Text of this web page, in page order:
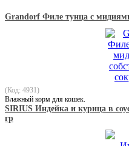
Grandorf Филе тунца с
(Код: 4931)
Влажный корм для кошек.
SIRIUS Индейка и курица в
гр